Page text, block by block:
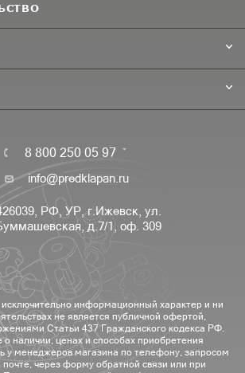
8 800 250 05 97
info@predklapan.ru
РФ, УР, г.Ижевск, ул.
д.7/1, оф. 309
информационный характер и ни
не является публичной офертой,
Статьи 437 Гражданского кодекса РФ.
наличии, ценах и способах приобретения
у менеджеров магазина по телефону, запросом
почте, через форму обратной связи или при